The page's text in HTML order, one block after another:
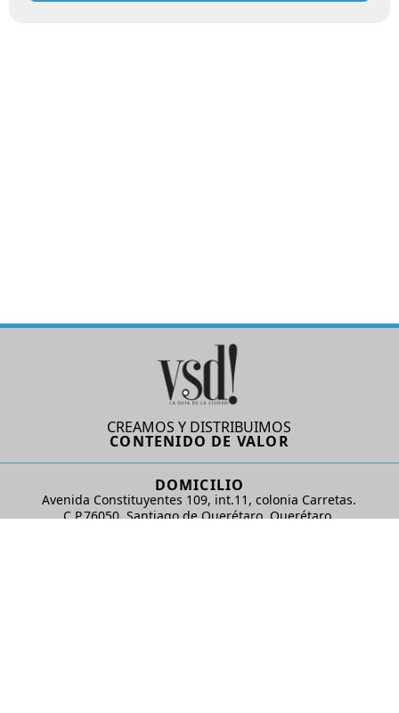
CREAMOS Y DISTRIBUIMOS
CONTENIDO DE VALOR
DOMICILIO
Avenida Constituyentes 109, int.11, colonia Carretas.
C.P.76050. Santiago de Querétaro, Querétaro.